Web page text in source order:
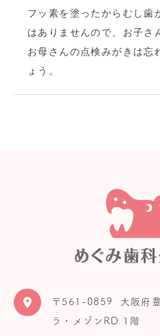
フッ素を塗ったからむし歯
はありませんので、お子さ
お母さんの点検みがきは忘
ょう。
〒561-0859
大阪府
ラ・メゾンRD 1階